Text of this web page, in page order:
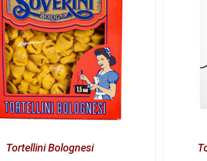
Tortellini Bolognesi